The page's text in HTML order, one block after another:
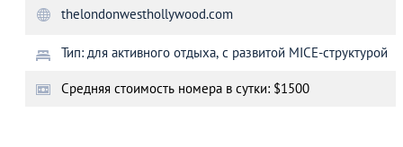
thelondonwesthollywood.com
Тип: для активного отдыха, с развитой MICE-структурой
Cредняя стоимость номера в сутки: $1500